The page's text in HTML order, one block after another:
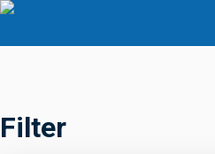
Filter